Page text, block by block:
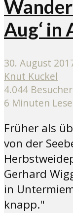
Aug‘ in
30. August
Knut Kuckel
4.044 Besucher
6 Minuten
Früher als
von der
Gerhard
in
knapp."